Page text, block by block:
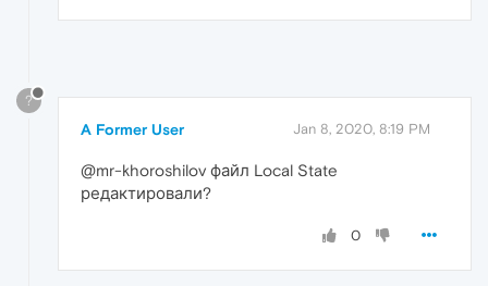
?
A Former User Jan 8, 2020, 8:19 PM
@mr-khoroshilov файл Local State
редактировали?
0